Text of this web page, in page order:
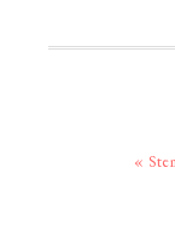
Vorig
«